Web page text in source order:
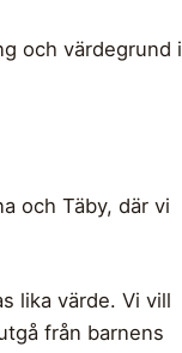
och värdegrund i
och Täby, där vi
lika värde. Vi vill
från barnens